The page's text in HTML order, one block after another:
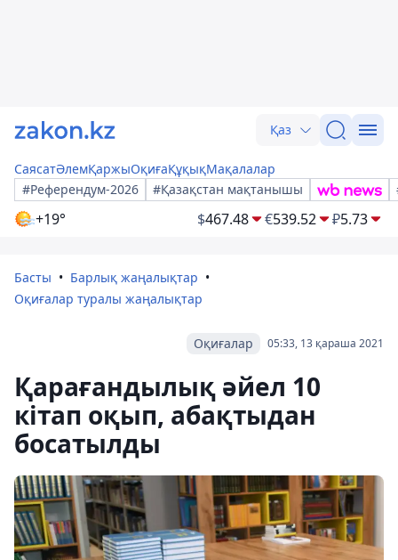
Қаз
СаясатӘлемҚаржыОқиғаҚұқықМақалалар
#Референдум-2026
#Қазақстан мақтанышы
+19° $467.48 €539.52 ₽5.73
Басты
Барлық жаңалықтар
Оқиғалар туралы жаңалықтар
05:33, 13 қараша 2021
Оқиғалар
Қарағандылық әйел 10
кітап оқып, абақтыдан
босатылды